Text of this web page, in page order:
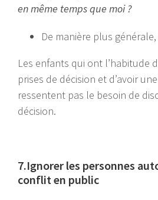
en même temps que moi ?
De manière plus
Les enfants qui ont l’habitude
prises de décision et d’avoir
ressentent pas le besoin de
décision.
7.Ignorer les personnes
conflit en public